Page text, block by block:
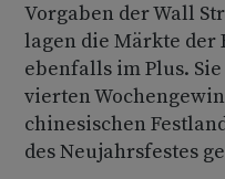
Vorgaben der Wall
lagen die Märkte der
ebenfalls im Plus.
vierten
chinesischen
des Neujahrsfestes